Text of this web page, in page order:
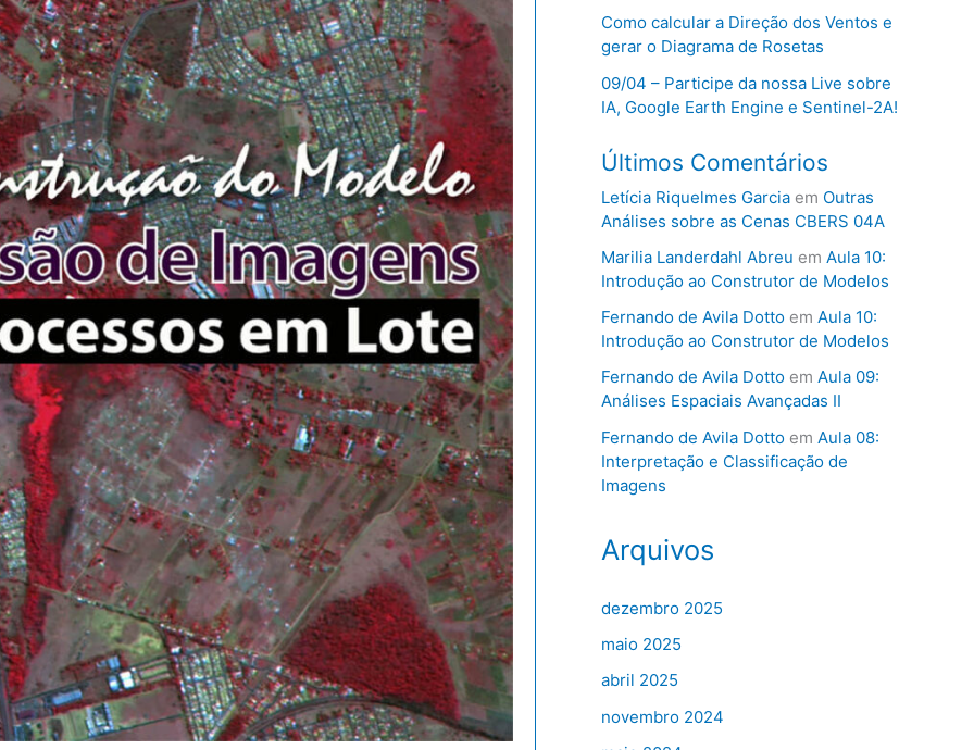
Como calcular a Direção dos Ventos e
gerar o Diagrama de Rosetas
09/04 – Participe da nossa Live sobre
IA, Google Earth Engine e Sentinel-2A!
Últimos Comentários
Letícia Riquelmes Garciaem Outras
Análises sobre as Cenas CBERS 04A
Marilia Landerdahl Abreu em Aula 10:
Introdução ao Construtor de Modelos
Fernando de Avila Dottoem Aula 10:
Introdução ao Construtor de Modelos
Fernando de Avila Dottoem Aula 09:
Análises Espaciais Avançadas II
Fernando de Avila Dottoem Aula 08:
Interpretação e Classificação de
Imagens
Arquivos
dezembro 2025
maio 2025
abril 2025
novembro 2024